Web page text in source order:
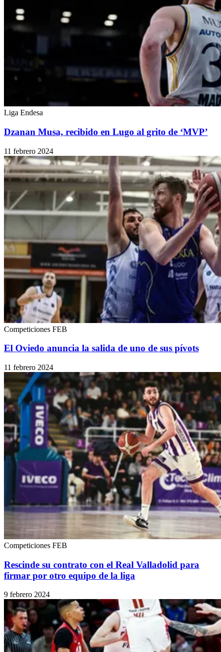
Liga Endesa
Dzanan Musa, recibido en Lugo al grito de ‘MVP’
11 febrero 2024
Competiciones FEB
El Oviedo anuncia la salida de uno de sus pívots
11 febrero 2024
Competiciones FEB
Rescinde su contrato con el Real Valladolid para
firmar por otro equipo de la liga
9 febrero 2024